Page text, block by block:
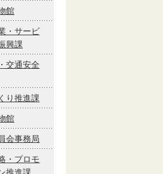
館
・サービ
興課
交通安全
り推進課
館
会事務局
・プロモ
推進課